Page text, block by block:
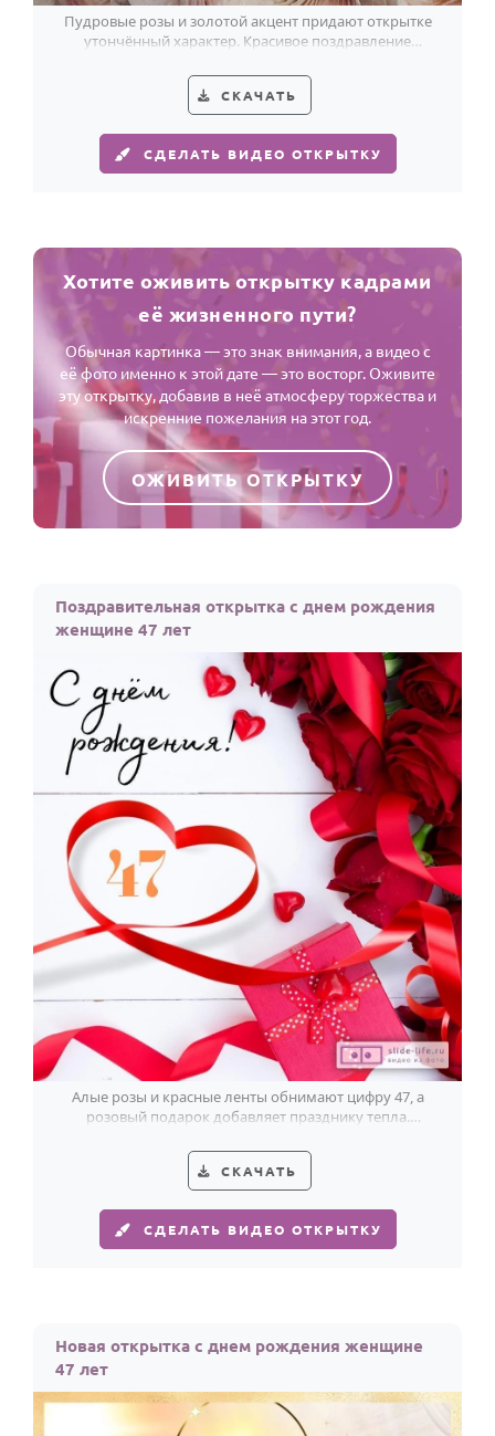
Пудровые розы и золотой акцент придают открытке
утончённый характер. Красивое поздравление
СКАЧАТЬ
СДЕЛАТЬ ВИДЕО ОТКРЫТКУ
Хотите оживить открытку кадрами
её жизненного пути?
Обычная картинка — это знак внимания, а видео с
её фото именно к этой дате — это восторг. Оживите
эту открытку, добавив в неё атмосферу торжества и
искренние пожелания на этот год.
ОЖИВИТЬ ОТКРЫТКУ
Поздравительная открытка с днем рождения
женщине 47 лет
Алые розы и красные ленты обнимают цифру 47, а
розовый подарок добавляет празднику тепла.
СКАЧАТЬ
СДЕЛАТЬ ВИДЕО ОТКРЫТКУ
Новая открытка с днем рождения женщине
47 лет